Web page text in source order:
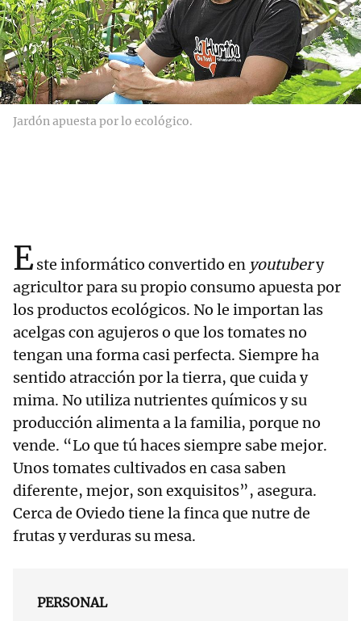
Jardón apuesta por lo ecológico.
Este informático convertido en youtubery
agricultor para su propio consumo apuesta por
los productos ecológicos. No le importan las
acelgas con agujeros o que los tomates no
tengan una forma casi perfecta. Siempre ha
sentido atracción por la tierra, que cuida y
mima. No utiliza nutrientes químicos y su
producción alimenta a la familia, porque no
vende. “Lo que tú haces siempre sabe mejor.
Unos tomates cultivados en casa saben
diferente, mejor, son exquisitos”, asegura.
Cerca de Oviedo tiene la finca que nutre de
frutas y verduras su mesa.
PERSONAL